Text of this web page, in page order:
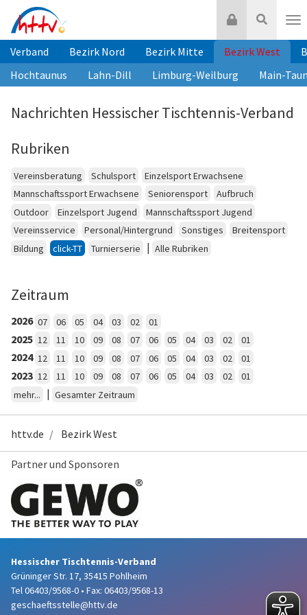
Inhalt
springen
Suche
Login
Verband Bezirk Nord Bezirk Mitte Bezirk West
Hochtaunus
Lahn-Dill Limburg-Weilburg Main-
Nachrichten Hessischer Tischtennis-Verband
Rubriken
Vereinsberatung Schulsport
Einzelsport Erwachsene
Mannschaftssport Erwachsene
Seniorensport
Aufbruch
Outdoor
Einzelsport Jugend
Mannschaftssport Jugend
Vereinsservice
Personal/Hintergrund Sonstiges
Breitensport
Bildung
click-TT Turnierserie | Alle Rubriken
Zeitraum
2026 07 06 05 04 03 02 01
2025 12 11 10 09 08 07 06 05 04 03 02 01
2024 12 11 10 09 08 07 06 05 04 03 02 01
2023 12 11 10 09 08 07 06 05 04 03 02
01
mehr...
| Gesamter Zeitraum
httv.de Bezirk West
Partner und Sponsoren
Hessischer Tischtennis-Verband
Grüninger Str. 17, 35415 Pohlheim
Tel 06403/9568-0 • Fax: 06403/9568-13
geschaeftsstelle@httv.de